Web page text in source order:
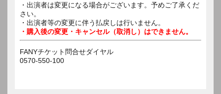
・出演者は変更になる場合がございます。予めご了承くだ
さい。
・出演者等の変更に伴う払戻しは行いません。
・購入後の変更・キャンセル（取消し）はできません。
FANYチケット問合せダイヤル
0570-550-100